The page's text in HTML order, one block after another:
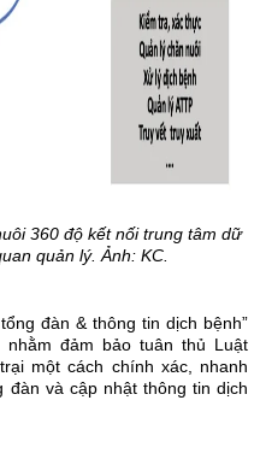
360 độ kết nối trung tâm dữ
quản lý. Ảnh: KC.
đàn & thông tin dịch bệnh”
đảm bảo tuân thủ Luật
một cách chính xác, nhanh
đàn và cập nhật thông tin dịch